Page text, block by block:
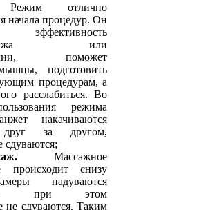
отлично
начала процедур. Он
эффективность
или
поможет
подготовить
процедурам, а
расслабиться. Во
режима
накачиваются
друг за другом,
Массажное
происходит снизу
надуваются
при этом
не сдуваются. Таким